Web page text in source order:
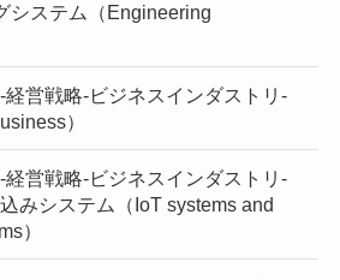
システム（Engineering
経営戦略-ビジネスインダストリ-
）
経営戦略-ビジネスインダストリ-
みシステム（IoT systems and
）